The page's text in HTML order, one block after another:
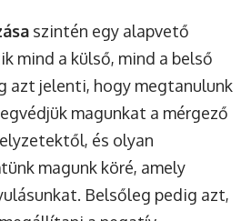
szintén egy alapvető
mind a külső, mind a belső
azt jelenti, hogy megtanulunk
magunkat a mérgező
és olyan
magunk köré, amely
Belsőleg pedig azt,